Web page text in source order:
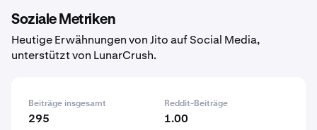
Soziale Metriken
Heutige Erwähnungen von Jito auf Social Media,
unterstützt von LunarCrush.
Beiträge insgesamt
295
Reddit-Beiträge
1.00